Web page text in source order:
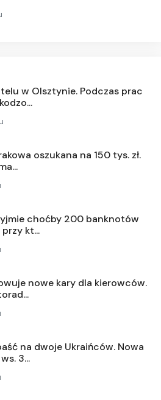
w Olsztynie. Podczas prac
oszukana na 150 tys. zł.
choćby 200 banknotów
kt...
nowe kary dla kierowców.
na dwoje Ukraińców. Nowa
3...